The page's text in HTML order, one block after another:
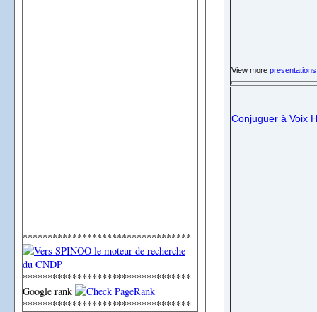
**********************************
**********************************
Google rank
**********************************
View more presentations
Conjuguer à Voix